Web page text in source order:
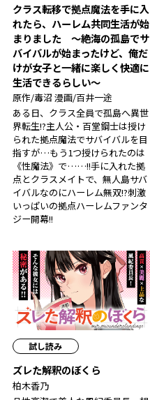
クラス転移で拠点魔法を手に入
れたら、ハーレム共同生活が始
まりました ～絶海の孤島でサ
バイバルが始まったけど、俺だ
けが女子と一緒に楽しく快適に
生活できるらしい～
原作/毒沼 漫画/百井一途
ある日、クラス全員で孤島へ異世
界転生!?主人公・百堂鋼士は授け
られた拠点魔法でサバイバルを目
指すが…もう1つ授けられたのは
《性魔法》で……!!手に入れた拠
点とクラスメイトで、無人島サバ
イバルなのにハーレム無双!?刺激
いっぱいの拠点ハーレムファンタ
ジー開幕!!
試し読み
ズレた解釈のぼくら
柏木香乃